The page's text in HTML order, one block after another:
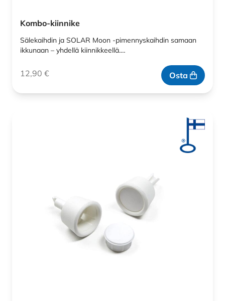
Kombo-kiinnike
Sälekaihdin ja SOLAR Moon -pimennyskaihdin samaan
ikkunaan – yhdellä kiinnikkeellä.…
12,90 € Osta